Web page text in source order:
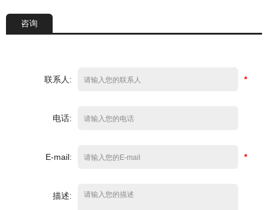
咨询
*
联系人:
电话:
*
E-mail:
描述: